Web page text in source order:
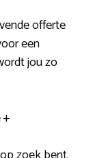
offerte
een
jou zo